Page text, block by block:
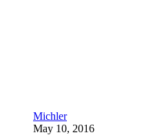
Michler
May 10, 2016